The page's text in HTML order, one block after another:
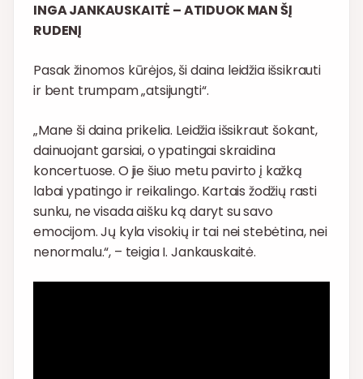
INGA JANKAUSKAITĖ – ATIDUOK MAN ŠĮ
RUDENĮ
Pasak žinomos kūrėjos, ši daina leidžia išsikrauti
ir bent trumpam „atsijungti“.
„Mane ši daina prikelia. Leidžia išsikraut šokant,
dainuojant garsiai, o ypatingai skraidina
koncertuose. O jie šiuo metu pavirto į kažką
labai ypatingo ir reikalingo. Kartais žodžių rasti
sunku, ne visada aišku ką daryt su savo
emocijom. Jų kyla visokių ir tai nei stebėtina, nei
nenormalu.“, – teigia I. Jankauskaitė.